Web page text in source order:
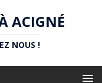
ACIGNÉ
NOUS !